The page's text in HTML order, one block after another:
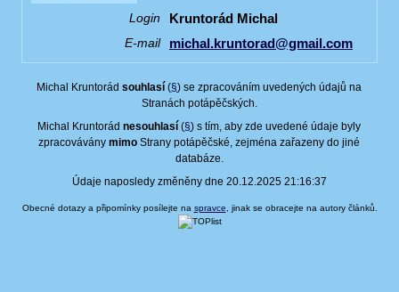
Login
Kruntorád Michal
E-mail michal.kruntorad@gmail.com
Michal Kruntorádsouhlasí (§) se zpracováním uvedených údajů na
Stranách potápěčských.
Michal Kruntorádnesouhlasí (§) s tím, aby zde uvedené údaje byly
zpracováványmimo Strany potápěčské, zejména zařazeny do jiné
databáze.
Údaje naposledy změněny dne 20.12.2025 21:16:37
Obecné dotazy a připomínky posílejte na spravce , jinak se obracejte na autory článků.